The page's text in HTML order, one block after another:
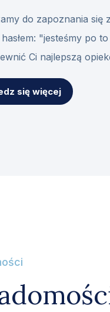
do zapoznania się
"jesteśmy po
Ci najlepszą
się więcej